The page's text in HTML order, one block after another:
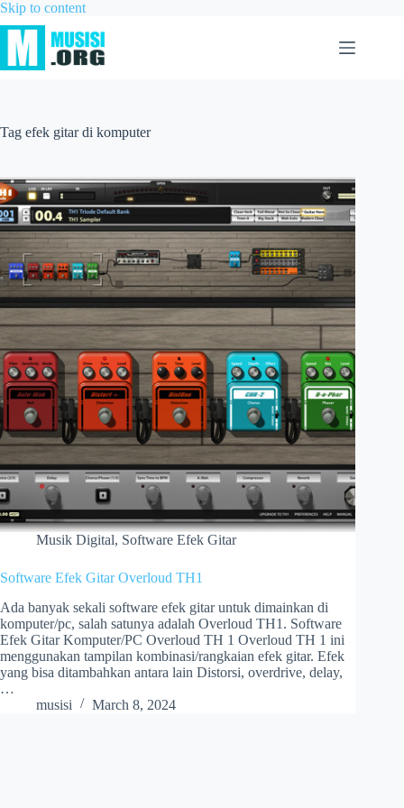
Skip to content
Tag efek gitar di komputer
Musik Digital, Software Efek Gitar
Software Efek Gitar Overloud TH1
Ada banyak sekali software efek gitar untuk dimainkan di
komputer/pc, salah satunya adalah Overloud TH1. Software
Efek Gitar Komputer/PC Overloud TH 1 Overloud TH 1 ini
menggunakan tampilan kombinasi/rangkaian efek gitar. Efek
yang bisa ditambahkan antara lain Distorsi, overdrive, delay,
…
musisi
March 8, 2024